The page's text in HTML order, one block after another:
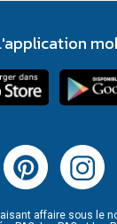
affaire sous le